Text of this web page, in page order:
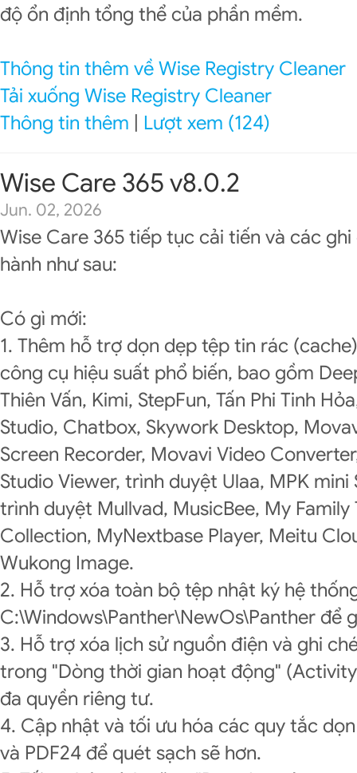
độ ổn định tổng thể của phần mềm.
Thông tin thêm về Wise Registry Cleaner
Tải xuống Wise Registry Cleaner
Thông tin thêm
Lượt xem (124)
Wise Care 365 v8.0.2
Jun. 02, 2026
Wise Care 365 tiếp tục cải tiến và các
hành như sau:
Có gì mới:
1. Thêm hỗ trợ dọn dẹp tệp tin rác
công cụ hiệu suất phổ biến, bao gồm
Thiên Vấn, Kimi, StepFun, Tấn Phi Tinh
Studio, Chatbox, Skywork Desktop,
Screen Recorder, Movavi Video
Studio Viewer, trình duyệt Ulaa, MPK
trình duyệt Mullvad, MusicBee, My Family
Collection, MyNextbase Player, Meitu
Wukong Image.
2. Hỗ trợ xóa toàn bộ tệp nhật ký hệ
C:\Windows\Panther\NewOs\Panther để
3. Hỗ trợ xóa lịch sử nguồn điện và ghi
trong "Dòng thời gian hoạt động"
đa quyền riêng tư.
4. Cập nhật và tối ưu hóa các quy tắc
và PDF24 để quét sạch sẽ hơn.